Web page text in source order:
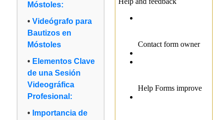
Móstoles:
Videógrafo para
Bautizos en
Móstoles
Elementos Clave
de una Sesión
Videográfica
Profesional:
Importancia de